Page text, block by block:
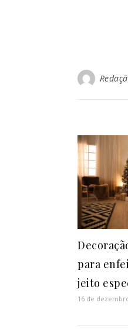
para
jeito
16 de